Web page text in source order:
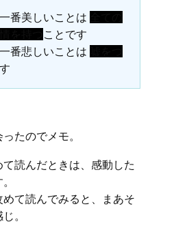
番美しいことは
ことです
番悲しいことは
たのでメモ。
読んだときは、感動した
めて読んでみると、まあそ
。